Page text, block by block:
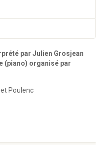
par Julien Grosjean
(piano) organisé par
et Poulenc